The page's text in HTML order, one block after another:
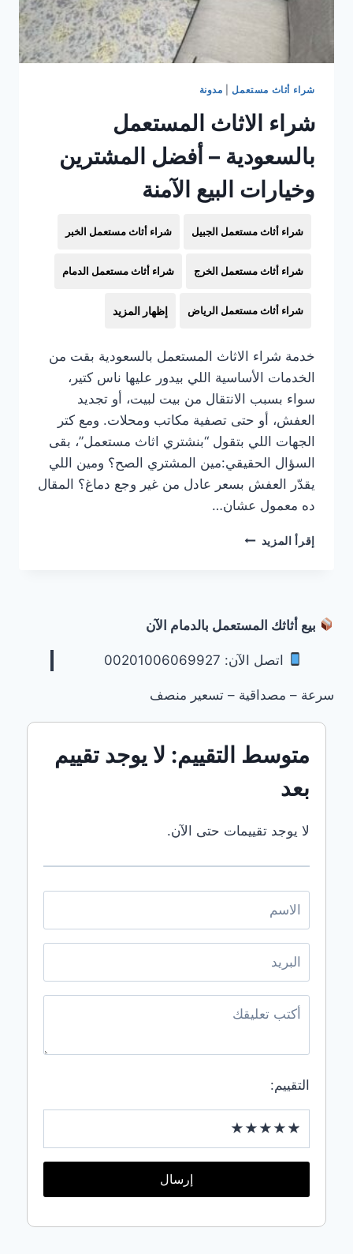
شراء أثاث مستعمل مدونة
شراء الاثاث المستعمل
بالسعودية – أفضل المشترين
وخيارات البيع الآمنة
شراء أثاث مستعمل الجبيل شراء أثاث مستعمل الخبر
شراء أثاث مستعمل الخرج شراء أثاث مستعمل الدمام
شراء أثاث مستعمل الرياض إظهار المزيد
خدمة شراء الاثاث المستعمل بالسعودية بقت من
الخدمات الأساسية اللي بيدور عليها ناس كتير،
سواء بسبب الانتقال من بيت لبيت، أو تجديد
العفش، أو حتى تصفية مكاتب ومحلات. ومع كتر
الجهات اللي بتقول “بنشتري اثاث مستعمل”، بقى
السؤال الحقيقي:مين المشتري الصح؟ ومين اللي
يقدّر العفش بسعر عادل من غير وجع دماغ؟ المقال
ده معمول عشان…
إقرأ المزيد شراء
أفضل
المشترين
وخيارات
البيع
أثاث
مستعمل
أثاث
الخرجشراء
مستعمل
القطيفشراء
مستعمل
بالاحساء
إظهار
الخدمات
بيع أثاثك المستعمل بالدمام الآن
اتصل الآن: 00201006069927
سرعة – مصداقية – تسعير منصف
متوسط التقييم: لا يوجد تقييم
بعد
لا يوجد تقييمات حتى الآن.
التقييم:
إرسال